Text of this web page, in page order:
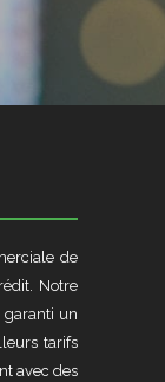
de
Notre
garanti un
tarifs
avec des